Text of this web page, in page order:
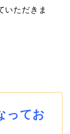
いただきま
ってお